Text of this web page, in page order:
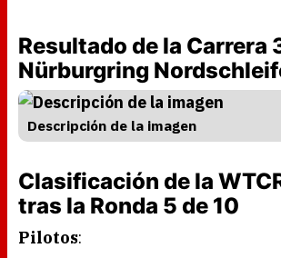
Resultado de la Carrera
Nürburgring
Descripción de la imagen
Clasificación de la
tras la Ronda 5 de 10
Pilotos: